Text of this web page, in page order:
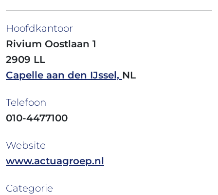
Hoofdkantoor
Rivium Oostlaan 1
2909 LL
Capelle aan den IJssel, NL
Telefoon
010-4477100
Website
www.actuagroep.nl
Categorie